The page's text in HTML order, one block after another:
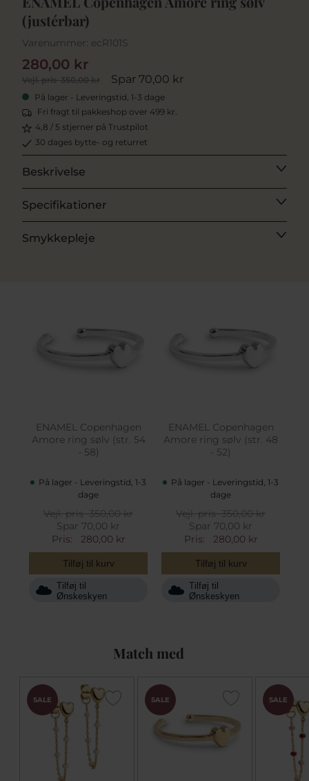
(justérbar)
Varenummer: ecR101S
Vejl. pris350,00 kr Spar 70,00 kr
280,00 kr
På lager - Leveringstid, 1-3 dage
Fri fragt til pakkeshop over 499 kr.
4,8 / 5 stjerner på Trustpilot
30 dages bytte- og returret
Beskrivelse
Specifikationer
Smykkepleje
ENAMEL Copenhagen
Amore ring sølv (str. 54
- 58)
På lager - Leveringstid, 1-3
dage
Vejl. pris350,00 kr
Spar 70,00 kr
Pris:
280,00 kr
Tilføj til kurv
Tilføj til
Ønskeskyen
ENAMEL Copenhagen
Amore ring sølv (str. 48
- 52)
På lager - Leveringstid, 1-3
dage
Vejl. pris350,00 kr
Spar 70,00 kr
Pris:
280,00 kr
Tilføj til kurv
Tilføj til
Ønskeskyen
Match med
SALE SALE SALE